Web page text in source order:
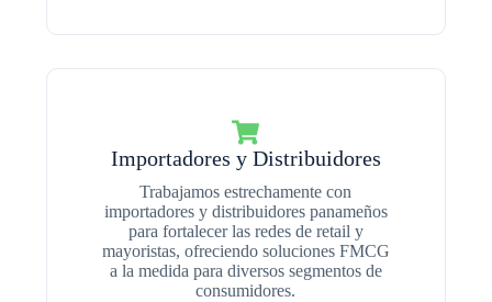
Importadores y Distribuidores
Trabajamos estrechamente con
importadores y distribuidores panameños
para fortalecer las redes de retail y
mayoristas, ofreciendo soluciones FMCG
a la medida para diversos segmentos de
consumidores.